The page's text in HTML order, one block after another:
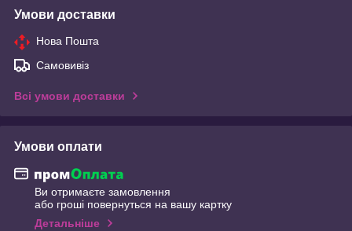
Умови доставки
Нова Пошта
Самовивіз
Всі умови доставки
Умови оплати
Ви отримаєте замовлення
або гроші повернуться на вашу картку
Детальніше